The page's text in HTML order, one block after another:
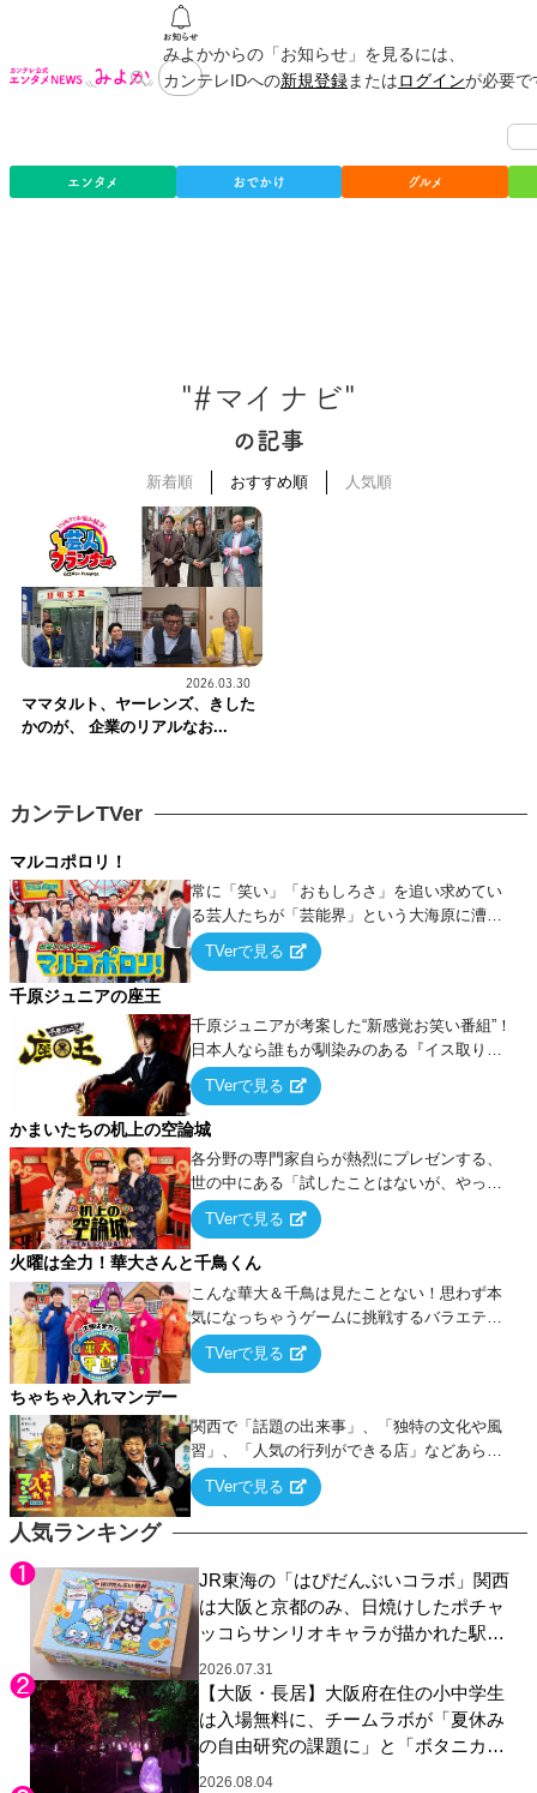
みよかからの「お知らせ」を見るには、
カンテレIDへの新規登録またはログインが必要
エンタメ おでかけ グルメ
"#マイナビ"
の記事
新着順 おすすめ順 人気順
2026.03.30
ママタルト、ヤーレンズ、きした
かのが、 企業のリアルなお...
人気ランキング
JR東海の「はぴだんぶいコラボ」関西
は大阪と京都のみ、日焼けしたポチャ
ッコらサンリオキャラが描かれた駅弁
やグッズが登場
2026.07.31
【大阪・長居】大阪府在住の小中学生
は入場無料に、チームラボが「夏休み
の自由研究の課題に」と「ボタニカル
ガーデン 大阪」へ招待
2026.08.04
カンテレTVer
マルコポロリ！
常に「笑い」「おもしろさ」を追い求めてい
る芸人たちが「芸能界」という大海原に漕ぎ
出でて、新たなオモシロ人間を発掘する！
TVerで見る
千原ジュニアの座王
千原ジュニアが考案した“新感覚お笑い番組”！
日本人なら誰もが馴染みのある『イス取りゲ
ーム』をベースに、大喜利・ギャグ・モノボ
ケ・歌…など様々なお題で芸人がショートネ
タを競い合う！
TVerで見る
かまいたちの机上の空論城
各分野の専門家自らが熱烈にプレゼンする、
世の中にある「試したことはないが、やって
みたらこうなる！…ハズ」という“机上の空
論”に若手芸人らがカラダを張って挑む！
TVerで見る
火曜は全力！華大さんと千鳥くん
こんな華大＆千鳥は見たことない！思わず本
気になっちゃうゲームに挑戦するバラエティ
ー！
TVerで見る
ちゃちゃ入れマンデー
関西で「話題の出来事」、「独特の文化や風
習」、「人気の行列ができる店」などあらゆ
るテーマについて好き放題にちゃちゃを入れ
ていく関西色を前面に押し出したトークバラ
TVerで見る